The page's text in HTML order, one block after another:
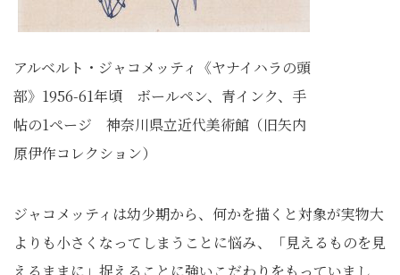
アルベルト・ジャコメッティ《ヤナイハラの頭
部》1956-61年頃 ボールペン、青インク、手
帖の1ページ 神奈川県立近代美術館（旧矢内
原伊作コレクション）
ジャコメッティは幼少期から、何かを描くと対象が実物大
よりも小さくなってしまうことに悩み、「見えるものを見